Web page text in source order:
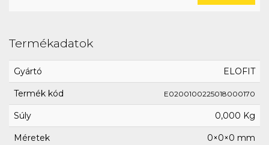
Termékadatok
Gyártó ELOFIT
Termék kód E0200100225018000170
Súly 0,000 Kg
Méretek 0×0×0 mm